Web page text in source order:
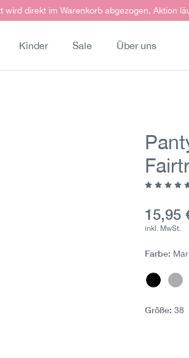
direkt im Warenkorb abgezogen. Aktion
Kinder Sale Über uns
15,95
inkl. MwSt.
Farbe:
Größe:38